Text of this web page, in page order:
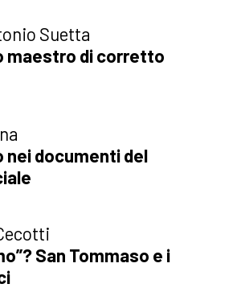
Suetta
maestro di corretto
nei documenti del
San Tommaso e i